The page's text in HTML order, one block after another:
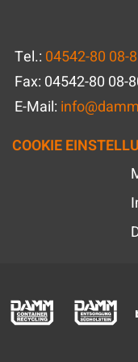
Tel.: 04542-80 08-
Fax: 04542-80 08-
E-Mail: info@
COOKIE